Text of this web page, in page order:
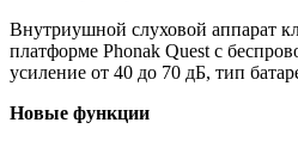
Внутриушной слуховой аппарат
платформе Phonak Quest с
усиление от 40 до 70 дБ, тип
Новые функции